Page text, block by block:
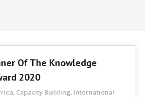
Of The Knowledge
2020
, Capacity Building, International